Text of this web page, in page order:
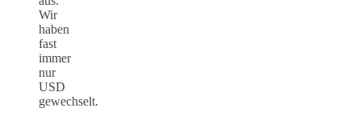
Wir
haben
fast
immer
nur
USD
gewechselt.